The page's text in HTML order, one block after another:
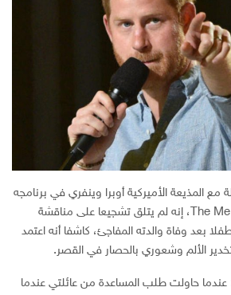
مع المذيعة الأميركية أوبرا وينفري في برنامجه
الجديد، The Me You Can’t See، إنه لم يتلق تشجيعا على مناقشة
بعد وفاة والدته المفاجئ، كاشفا أنه اعتمد
الألم وشعوري بالحصار في القصر.
عندما حاولت طلب المساعدة من عائلتي عندما